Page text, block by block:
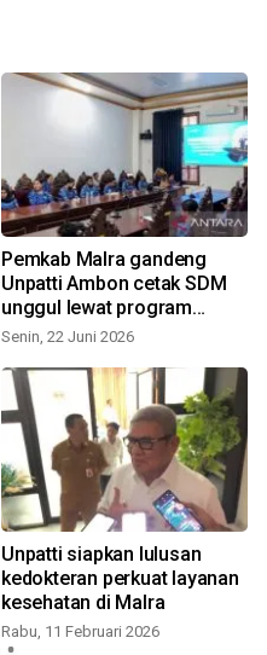
Pemkab Malra gandeng
Unpatti Ambon cetak SDM
unggul lewat program
pascasarjana
Senin, 22 Juni 2026
Unpatti siapkan lulusan
kedokteran perkuat layanan
kesehatan di Malra
Rabu, 11 Februari 2026